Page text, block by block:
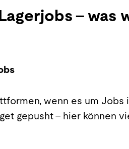
- was
wenn es um Jobs
gepusht – hier können